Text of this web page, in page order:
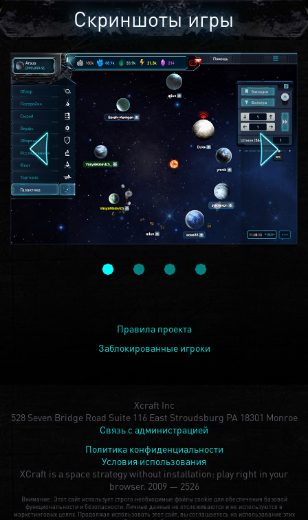
Скриншоты игры
Правила проекта
Заблокированные игроки
Xcraft Inc
528 Seven Bridge Road Suite 116 East Stroudsburg PA 18301 Monroe
Связь с администрацией
Политика конфиденциальности
Условия использования
XCraft is a space strategy without installation: play right in your
browser. 2009 — 2526
Внимание: Этот сайт использует строго необходимые файлы cookie для обеспечения базовой
функциональности и безопасности. Личные данные не отслеживаются и не используются в
маркетинговых целях. Продолжая использовать этот сайт, вы соглашаетесь на использование этих